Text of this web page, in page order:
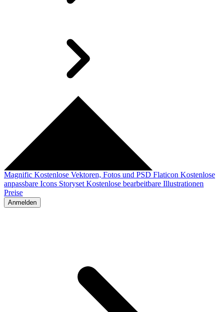
Magnific Kostenlose Vektoren, Fotos und PSD Flaticon Kostenlose
anpassbare Icons Storyset Kostenlose bearbeitbare Illustrationen
Preise
Anmelden